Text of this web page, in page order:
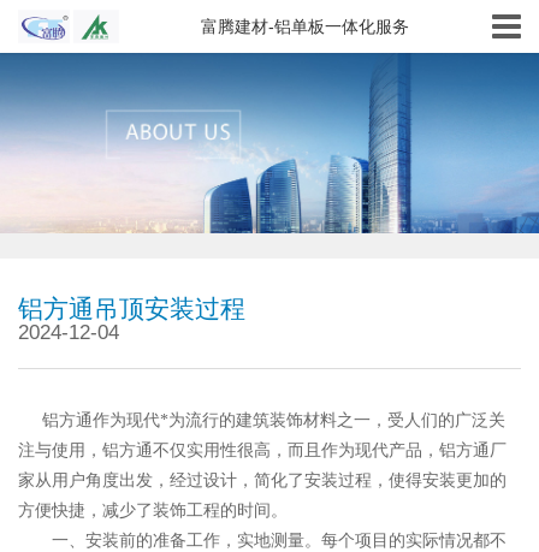
铝方通吊顶安装过程
2024-12-04
铝方通作为现代*为流行的建筑装饰材料之一，受人们的广泛关
注与使用，铝方通不仅实用性很高，而且作为现代产品，铝方通厂
家从用户角度出发，经过设计，简化了安装过程，使得安装更加的
方便快捷，减少了装饰工程的时间。
一、安装前的准备工作，实地测量。每个项目的实际情况都不
富腾建材-铝单板一体化服务